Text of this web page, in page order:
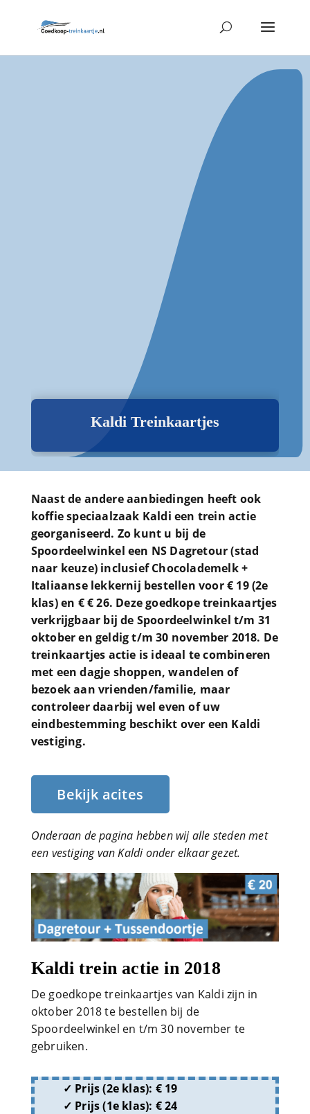
Kaldi Treinkaartjes
Naast de andere aanbiedingen heeft ook
koffie speciaalzaak Kaldi een trein actie
georganiseerd. Zo kunt u bij de
Spoordeelwinkel een NS Dagretour (stad
naar keuze) inclusief Chocolademelk +
Italiaanse lekkernij bestellen voor € 19 (2e
klas) en € € 26. Deze goedkope treinkaartjes
verkrijgbaar bij de Spoordeelwinkel t/m 31
oktober en geldig t/m 30 november 2018. De
treinkaartjes actie is ideaal te combineren
met een dagje shoppen, wandelen of
bezoek aan vrienden/familie, maar
controleer daarbij wel even of uw
eindbestemming beschikt over een Kaldi
vestiging.
Bekijk acites
Onderaan de pagina hebben wij alle steden met
een vestiging van Kaldi onder elkaar gezet.
Kaldi trein actie in 2018
De goedkope treinkaartjes van Kaldi zijn in
oktober 2018 te bestellen bij de
Spoordeelwinkel en t/m 30 november te
gebruiken.
Prijs (2e klas): € 19
Prijs (1e klas): € 24